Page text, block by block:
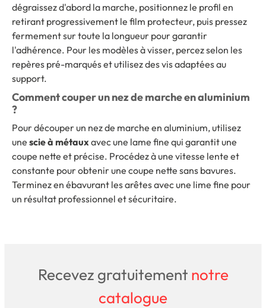
dégraissez d'abord la marche, positionnez le profil en
retirant progressivement le film protecteur, puis pressez
fermement sur toute la longueur pour garantir
l'adhérence. Pour les modèles à visser, percez selon les
repères pré-marqués et utilisez des vis adaptées au
support.
Comment couper un nez de marche en aluminium
?
Pour découper un nez de marche en aluminium, utilisez
une scie à métaux avec une lame fine qui garantit une
coupe nette et précise. Procédez à une vitesse lente et
constante pour obtenir une coupe nette sans bavures.
Terminez en ébavurant les arêtes avec une lime fine pour
un résultat professionnel et sécuritaire.
Recevez gratuitement notre
catalogue